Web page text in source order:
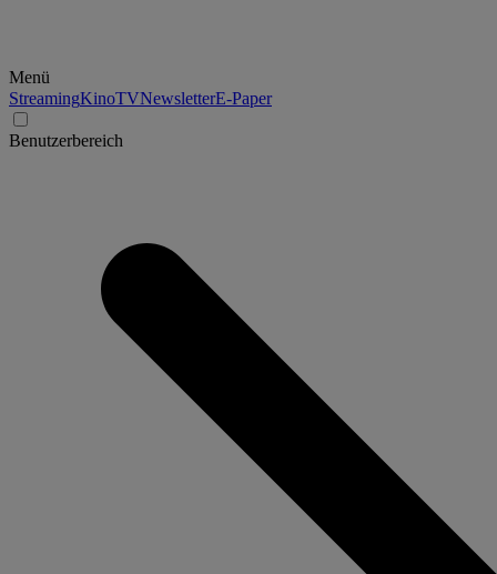
Menü
StreamingKinoTVNewsletterE-Paper
Benutzerbereich